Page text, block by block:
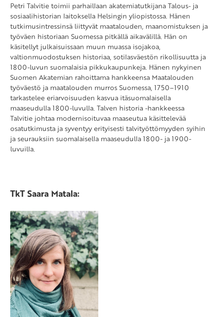
Petri Talvitie toimii parhaillaan akatemiatutkijana Talous- ja
sosiaalihistorian laitoksella Helsingin yliopistossa. Hänen
tutkimusintressinsä liittyvät maatalouden, maanomistuksen ja
työväen historiaan Suomessa pitkällä aikavälillä. Hän on
käsitellyt julkaisuissaan muun muassa isojakoa,
valtionmuodostuksen historiaa, sotilasväestön rikollisuutta ja
1800-luvun suomalaisia pikkukaupunkeja. Hänen nykyinen
Suomen Akatemian rahoittama hankkeensa Maatalouden
työväestö ja maatalouden murros Suomessa, 1750–1910
tarkastelee eriarvoisuuden kasvua itäsuomalaisella
maaseudulla 1800-luvulla. Talven historia -hankkeessa
Talvitie johtaa modernisoituvaa maaseutua käsittelevää
osatutkimusta ja syventyy erityisesti talvityöttömyyden syihin
ja seurauksiin suomalaisella maaseudulla 1800- ja 1900-
luvuilla.
TkT Saara Matala: